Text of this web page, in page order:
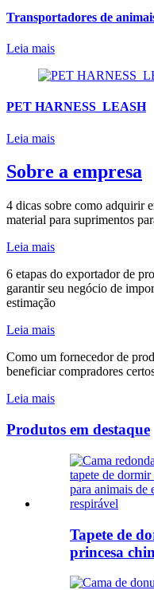
Transportadores de
Leia mais
PET HARNESS_LEASH
Leia mais
Sobre a empresa
4 dicas sobre como adquirir
material para suprimentos
Leia mais
6 etapas do exportador de
garantir seu negócio de
estimação
Leia mais
Como um fornecedor de
beneficiar compradores
Leia mais
Produtos em destaque
Tapete de
princesa